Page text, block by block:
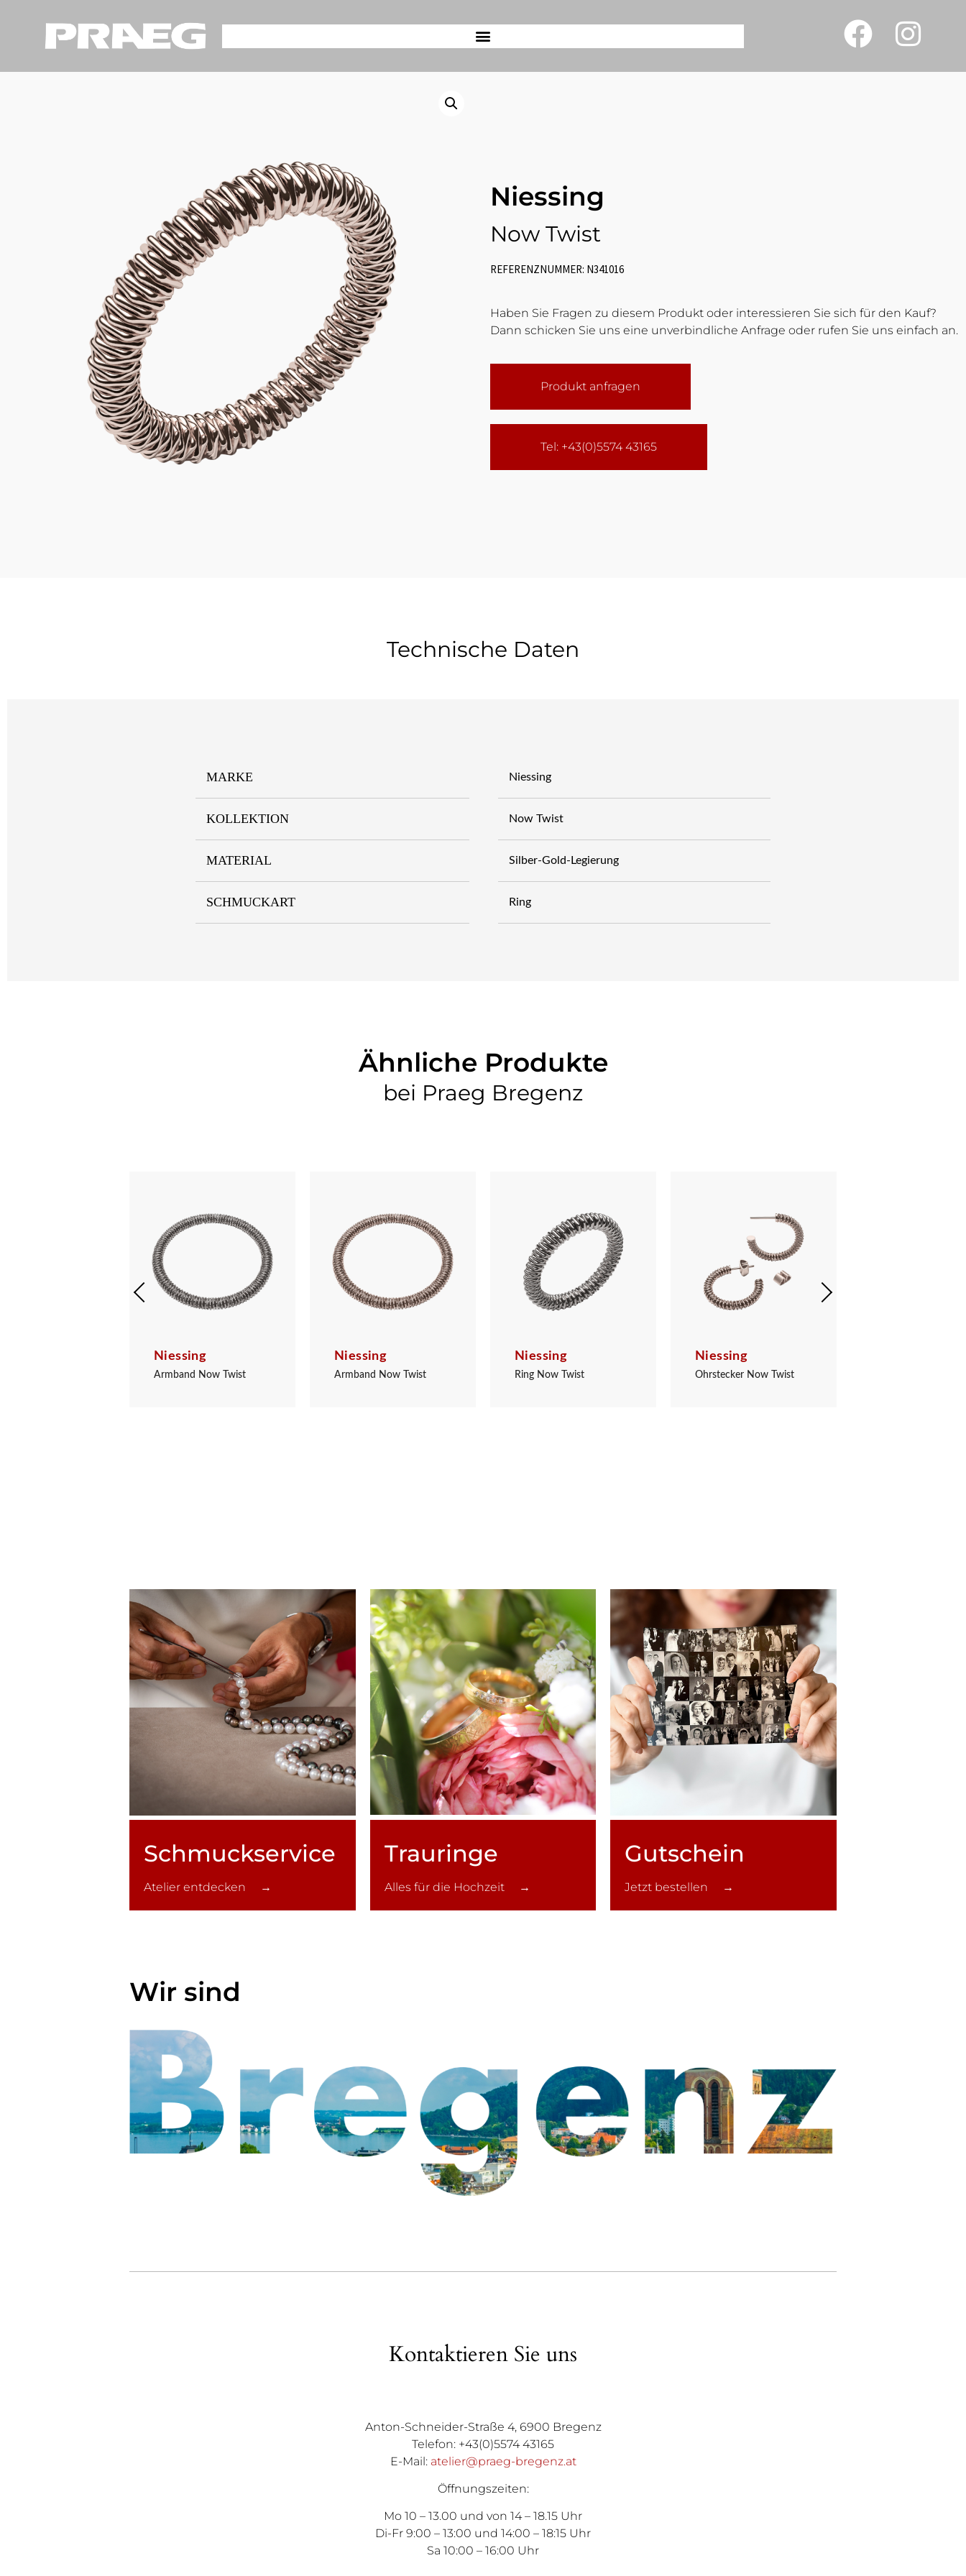
Niessing
Now Twist
REFERENZNUMMER: N341016
Haben Sie Fragen zu diesem Produkt oder interessieren Sie sich für den Kauf?
Dann schicken Sie uns eine unverbindliche Anfrage oder rufen Sie uns einfach an.
Produkt anfragen
Tel: +43(0)5574 43165
Technische Daten
MARKE Niessing
KOLLEKTION Now Twist
MATERIAL Silber-Gold-Legierung
SCHMUCKART Ring
Ähnliche Produkte
bei Praeg Bregenz
Niessing
Armband Now Twist
Niessing
Armband Now Twist
Niessing
Ring Now Twist
Niessing
Ohrstecker Now Twist
Schmuck­service
Atelier entdecken →
Trauringe
Alles für die Hochzeit →
Gutschein
Jetzt bestellen →
Wir sind
Kontaktieren Sie uns
Anton-Schneider-Straße 4, 6900 Bregenz
Telefon: +43(0)5574 43165
E-Mail: atelier@praeg-bregenz.at
Öffnungszeiten:
Mo 10 – 13.00 und von 14 – 18.15 Uhr
Di-Fr 9:00 – 13:00 und 14:00 – 18:15 Uhr
Sa 10:00 – 16:00 Uhr